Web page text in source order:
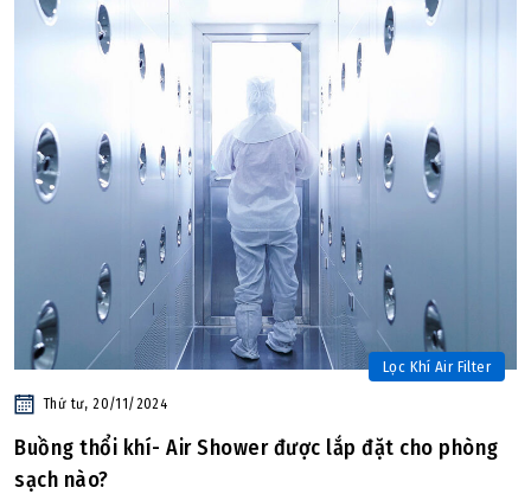
Lọc Khí Air Filter
Thứ tư, 20/11/2024
Buồng thổi khí- Air Shower được lắp đặt cho phòng
sạch nào?